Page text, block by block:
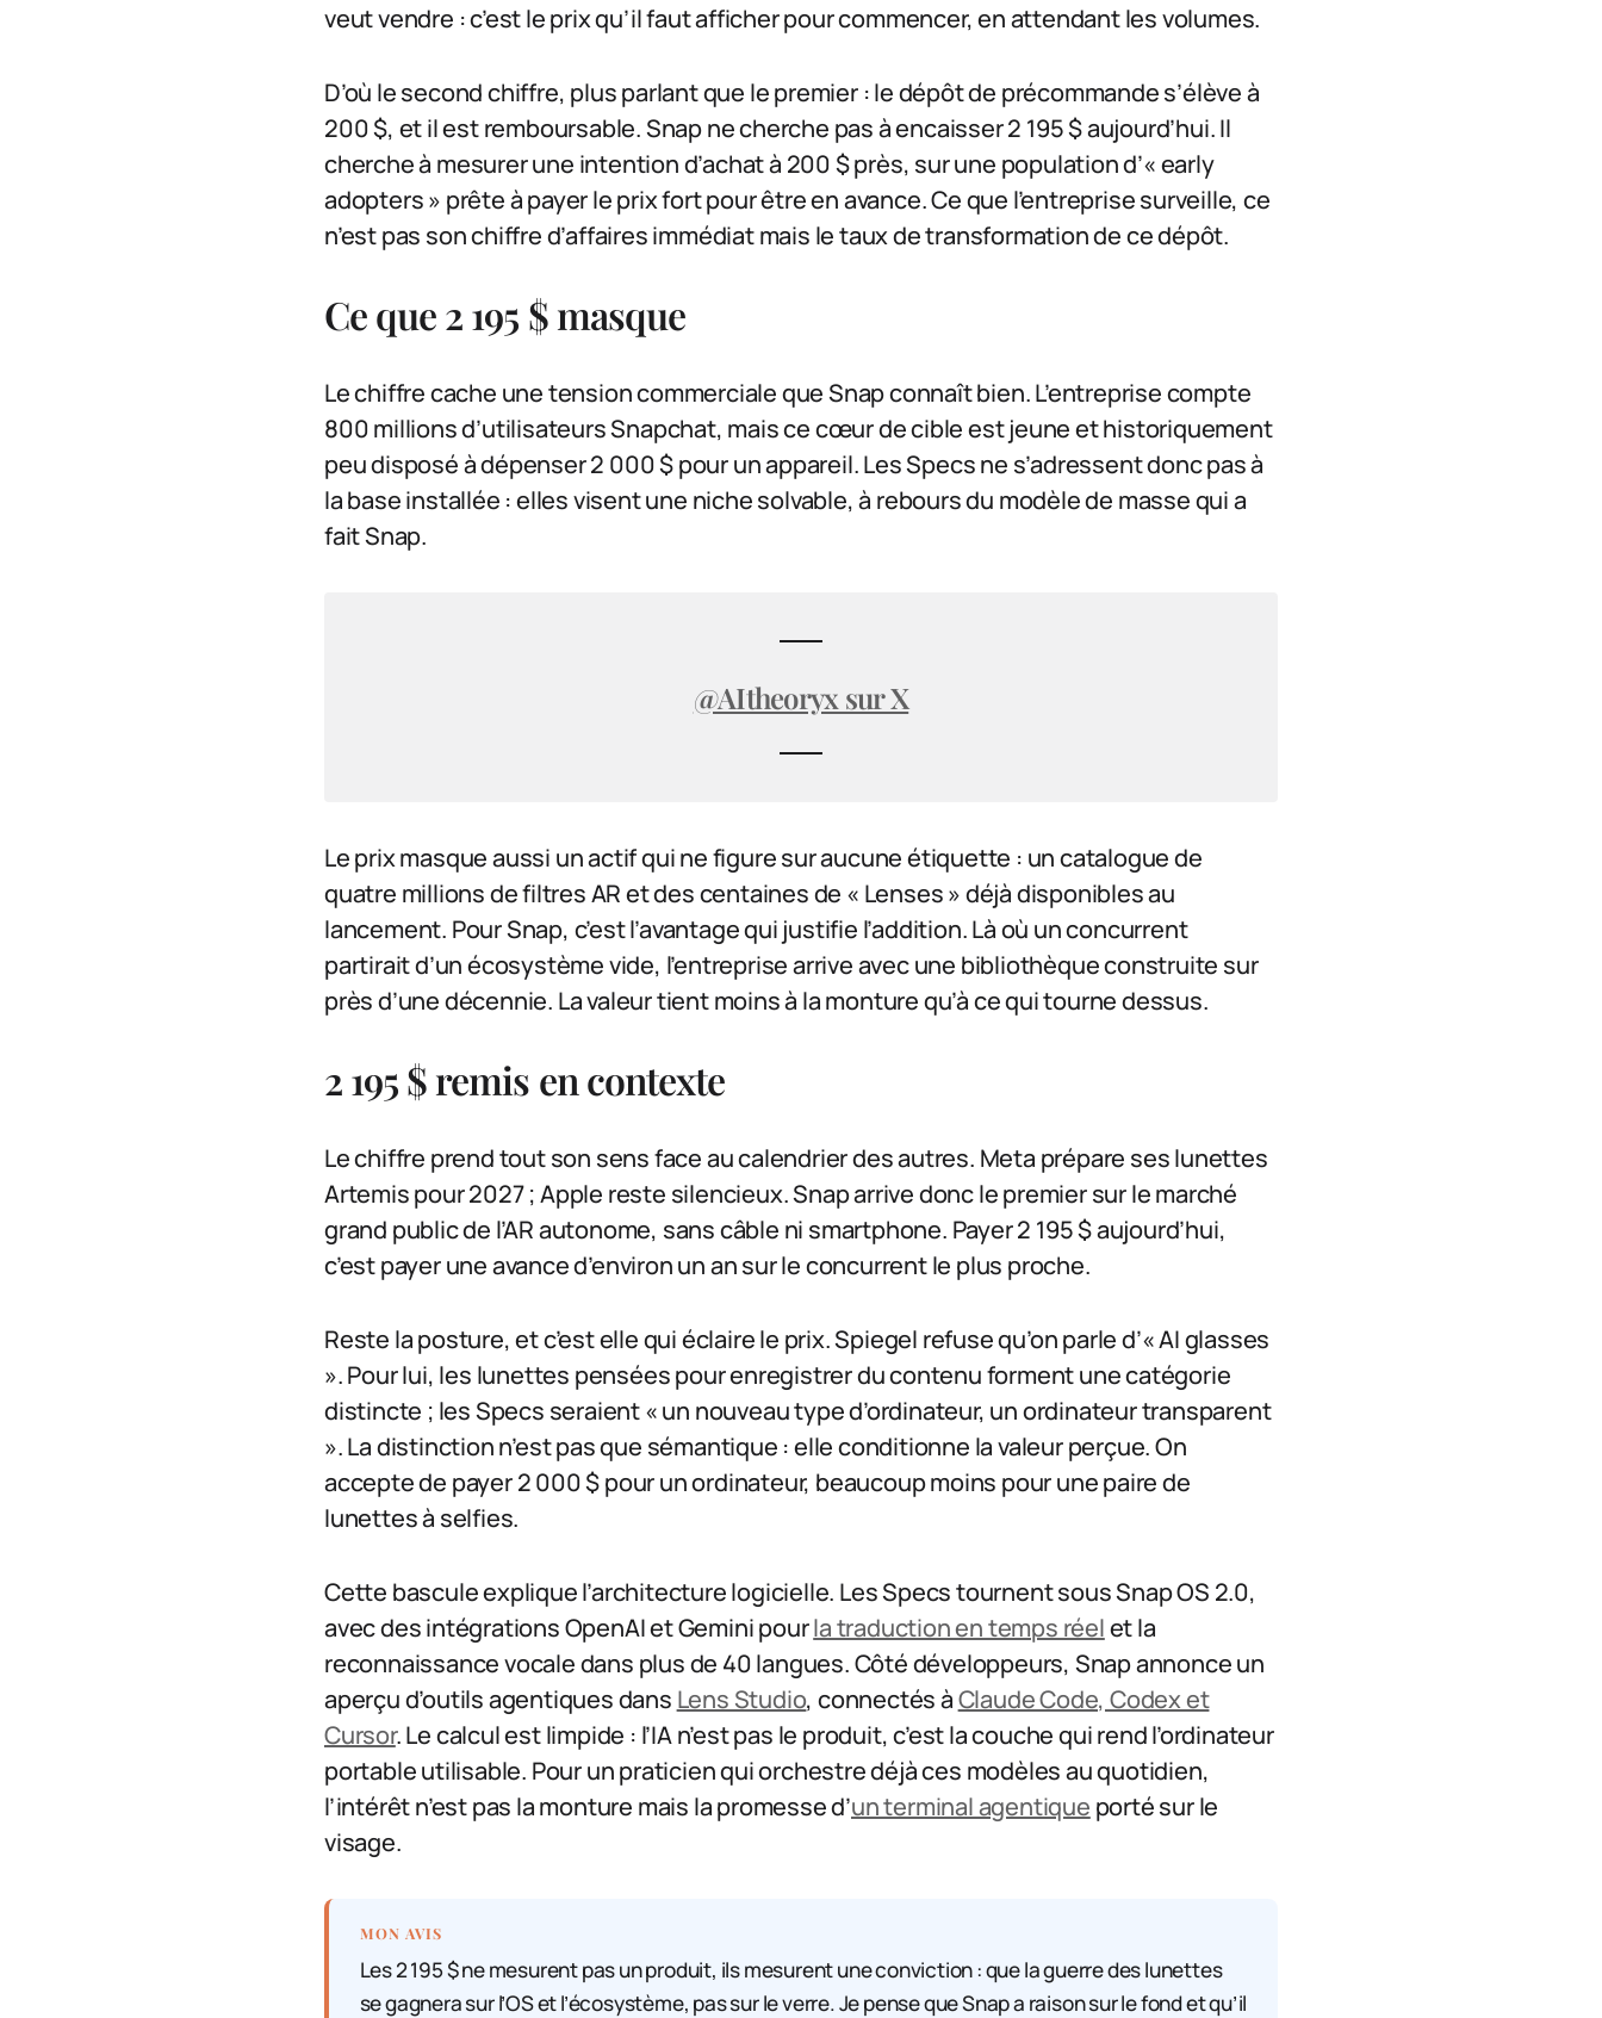
veut vendre : c’est le prix qu’il faut afficher pour commencer, en attendant les volumes.
D’où le second chiffre, plus parlant que le premier : le dépôt de précommande s’élève à
200 $, et il est remboursable. Snap ne cherche pas à encaisser 2 195 $ aujourd’hui. Il
cherche à mesurer une intention d’achat à 200 $ près, sur une population d’« early
adopters » prête à payer le prix fort pour être en avance. Ce que l’entreprise surveille, ce
n’est pas son chiffre d’affaires immédiat mais le taux de transformation de ce dépôt.
Ce que 2 195 $ masque
Le chiffre cache une tension commerciale que Snap connaît bien. L’entreprise compte
800 millions d’utilisateurs Snapchat, mais ce cœur de cible est jeune et historiquement
peu disposé à dépenser 2 000 $ pour un appareil. Les Specs ne s’adressent donc pas à
la base installée : elles visent une niche solvable, à rebours du modèle de masse qui a
fait Snap.
@AItheoryx sur X
Le prix masque aussi un actif qui ne figure sur aucune étiquette : un catalogue de
quatre millions de filtres AR et des centaines de « Lenses » déjà disponibles au
lancement. Pour Snap, c’est l’avantage qui justifie l’addition. Là où un concurrent
partirait d’un écosystème vide, l’entreprise arrive avec une bibliothèque construite sur
près d’une décennie. La valeur tient moins à la monture qu’à ce qui tourne dessus.
2 195 $ remis en contexte
Le chiffre prend tout son sens face au calendrier des autres. Meta prépare ses lunettes
Artemis pour 2027 ; Apple reste silencieux. Snap arrive donc le premier sur le marché
grand public de l’AR autonome, sans câble ni smartphone. Payer 2 195 $ aujourd’hui,
c’est payer une avance d’environ un an sur le concurrent le plus proche.
Reste la posture, et c’est elle qui éclaire le prix. Spiegel refuse qu’on parle d’« AI glasses
». Pour lui, les lunettes pensées pour enregistrer du contenu forment une catégorie
distincte ; les Specs seraient « un nouveau type d’ordinateur, un ordinateur transparent
». La distinction n’est pas que sémantique : elle conditionne la valeur perçue. On
accepte de payer 2 000 $ pour un ordinateur, beaucoup moins pour une paire de
lunettes à selfies.
Cette bascule explique l’architecture logicielle. Les Specs tournent sous Snap OS 2.0,
avec des intégrations OpenAI et Gemini pourla traduction en temps réelet la
reconnaissance vocale dans plus de 40 langues. Côté développeurs, Snap annonce un
aperçu d’outils agentiques dans Lens Studio, connectés àClaude Code, Codex et
Cursor. Le calcul est limpide : l’IA n’est pas le produit, c’est la couche qui rend l’ordinateur
portable utilisable. Pour un praticien qui orchestre déjà ces modèles au quotidien,
l’intérêt n’est pas la monture mais la promesse d’un terminal agentique porté sur le
visage.
MON AVIS
Les 2 195 $ ne mesurent pas un produit, ils mesurent une conviction : que la guerre des lunettes
se gagnera sur l’OS et l’écosystème, pas sur le verre. Je pense que Snap a raison sur le fond et qu’il